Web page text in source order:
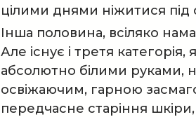
цілими днями ніжитися
Інша половина, всіляко
Але існує і третя
абсолютно білими руками,
освіжаючим, гарною
передчасне старіння